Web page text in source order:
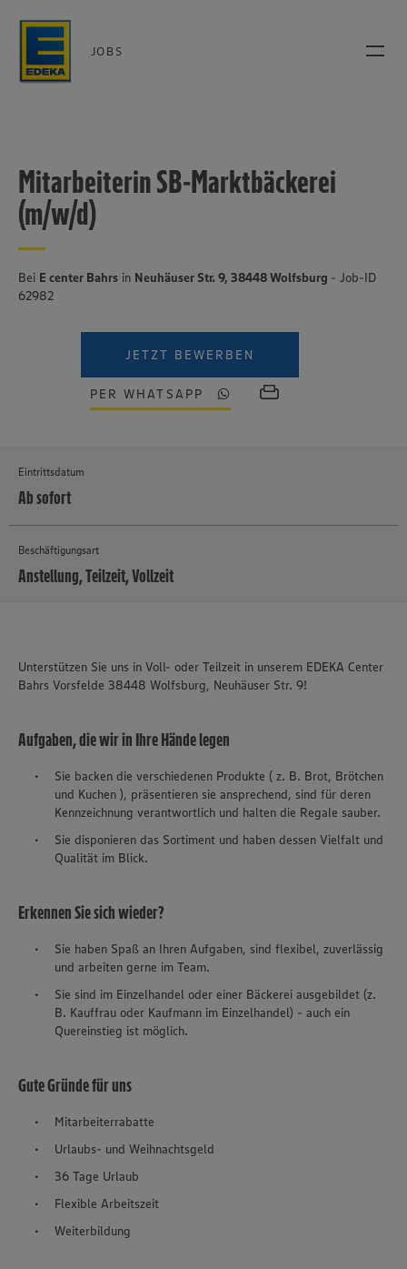
JOBS
Mitarbeiterin SB-Marktbäckerei
(m/w/d)
Bei E center Bahrs in Neuhäuser Str. 9, 38448 Wolfsburg - Job-ID
62982
JETZT BEWERBEN
PER WHATSAPP
Eintrittsdatum
Ab sofort
Beschäftigungsart
Anstellung, Teilzeit, Vollzeit
Unterstützen Sie uns in Voll- oder Teilzeit in unserem EDEKA Center
Bahrs Vorsfelde 38448 Wolfsburg, Neuhäuser Str. 9!
Aufgaben, die wir in Ihre Hände legen
Sie backen die verschiedenen Produkte ( z. B. Brot, Brötchen
und Kuchen ), präsentieren sie ansprechend, sind für deren
Kennzeichnung verantwortlich und halten die Regale sauber.
Sie disponieren das Sortiment und haben dessen Vielfalt und
Qualität im Blick.
Erkennen Sie sich wieder?
Sie haben Spaß an Ihren Aufgaben, sind flexibel, zuverlässig
und arbeiten gerne im Team.
Sie sind im Einzelhandel oder einer Bäckerei ausgebildet (z.
B. Kauffrau oder Kaufmann im Einzelhandel) - auch ein
Quereinstieg ist möglich.
Gute Gründe für uns
Mitarbeiterrabatte
Urlaubs- und Weihnachtsgeld
36 Tage Urlaub
Flexible Arbeitszeit
Weiterbildung